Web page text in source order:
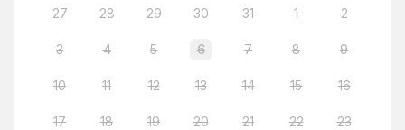
27 28 29 30 31 1 2
3 4 5 6 7 8 9
10 11 12 13 14 15 16
17 18 19 20 21 22 23